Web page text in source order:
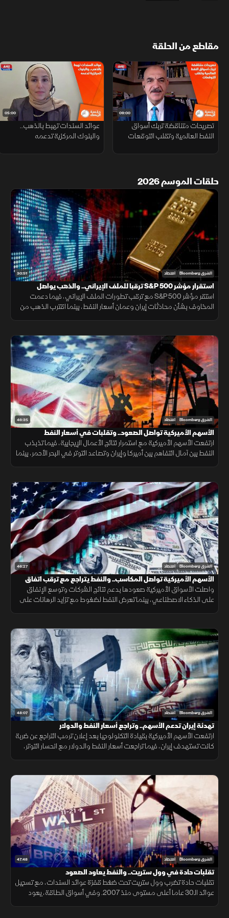
مقاطع من الحلقة
09:00
تصريحات متناقضة تربك أسواق
النفط العالمية وتقلب التوقعات
05:00
عوائد السندات تهبط بالذهب..
والبنوك المركزية تدعمه
حلقات الموسم 2026
30:51 الشرق Bloomberg اقتصاد
استقرار مؤشر S&P 500 ترقبا للملف الإيراني.. والذهب يواصل
الصعود
استقر مؤشر S&P 500 مع ترقب تطورات الملف الإيراني، فيما دعمت
المخاوف بشأن محادثات إيران وعمان أسعار النفط، بينما اقترب الذهب من
46:35 الشرق Bloomberg اقتصاد
الأسهم الأميركية تواصل الصعود.. وتقلبات في أسعار النفط
ارتفعت الأسهم الأميركية مع استمرار نتائج الأعمال الإيجابية، فيما تذبذب
النفط بين آمال التفاهم بين أميركا وإيران وتصاعد التوتر في البحر الأحمر، بينما
46:27 الشرق Bloomberg اقتصاد
الأسهم الأميركية تواصل المكاسب.. والنفط يتراجع مع ترقب اتفاق
إيران
واصلت الأسواق الأميركية صعودها بدعم نتائج الشركات وتوسع الإنفاق
على الذكاء الاصطناعي، بينما تعرض النفط لضغوط مع تزايد الرهانات على
48:07 الشرق Bloomberg اقتصاد
تهدئة إيران تدعم الأسهم.. وتراجع أسعار النفط والدولار
ارتفعت الأسهم الأميركية بقيادة التكنولوجيا بعد إعلان ترمب التراجع عن ضربة
كانت تستهدف إيران، فيما تراجعت أسعار النفط والدولار مع انحسار التوتر،
47:48 الشرق Bloomberg اقتصاد
تقلبات حادة في وول ستريت.. والنفط يعاود الصعود
تقلبات حادة تضرب وول ستريت تحت ضغط قفزة عوائد السندات، مع تسجيل
عوائد الـ30 عاما أعلى مستوى منذ 2007. وفي أسواق الطاقة، يعود